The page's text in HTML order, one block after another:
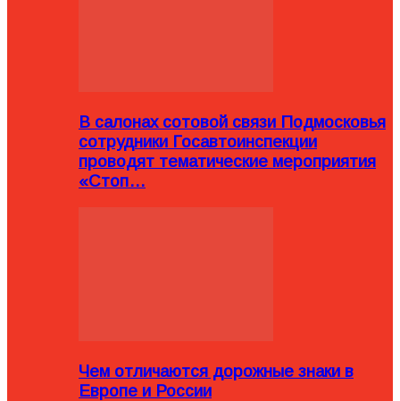
В салонах сотовой связи Подмосковья
сотрудники Госавтоинспекции
проводят тематические мероприятия
«Стоп…
Чем отличаются дорожные знаки в
Европе и России